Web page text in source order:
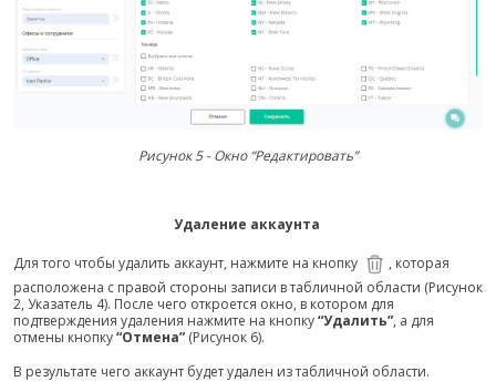
Рисунок 5 - Окно “Редактировать”
Удаление аккаунта
Для того чтобы удалить аккаунт, нажмите на кнопку
, которая
расположена с правой стороны записи в табличной области (Рисунок
2, Указатель 4). После чего откроется окно, в котором для
подтверждения удаления нажмите на кнопку“Удалить”, а для
отмены кнопку“Отмена” (Рисунок 6).
В результате чего аккаунт будет удален из табличной области.